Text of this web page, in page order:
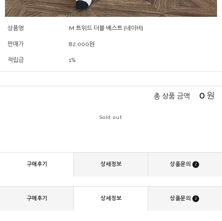
상품명 M 트위드 더블 베스트 [네이비]
판매가 82,000원
적립금 1%
총 상품 금액 0 원
Sold out
구매후기 상세정보 상품문의 2
구매후기 상세정보 상품문의 2